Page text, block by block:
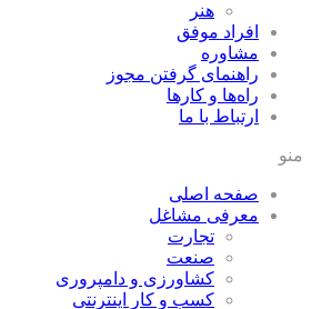
هنر
افراد موفق
مشاوره
راهنمای گرفتن مجوز
راه‌ها و كارها
ارتباط با ما
منو
صفحه اصلی
معرفی مشاغل
تجارت
صنعت
كشاورزی و دامپروری
كسب و كار اينترنتی